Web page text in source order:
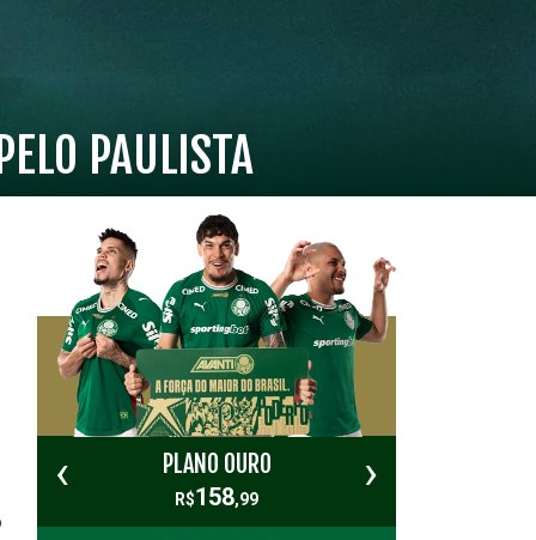
PAULISTA
PLANO OURO
R$158,99
‹ ›